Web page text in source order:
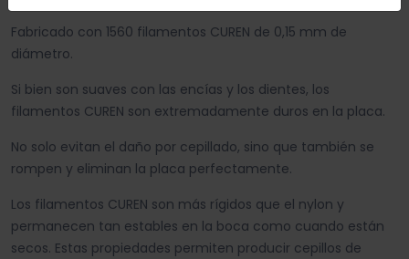
Fabricado con 1560 filamentos CUREN de 0,15 mm de
diámetro.
Si bien son suaves con las encías y los dientes, los
filamentos CUREN son extremadamente duros en la placa.
No solo evitan el daño por cepillado, sino que también se
rompen y eliminan la placa perfectamente.
Los filamentos CUREN son más rígidos que el nylon y
permanecen tan estables en la boca como cuando están
secos. Estas propiedades permiten producir cepillos de